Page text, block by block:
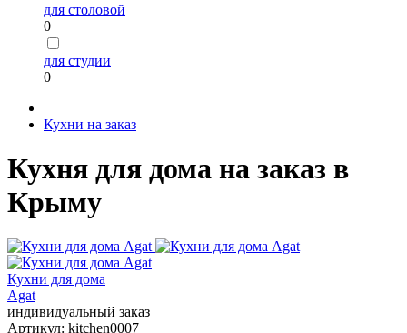
для столовой
0
для студии
0
Кухни на заказ
Кухня для дома на заказ в
Крыму
Кухни для дома
Agat
индивидуальный заказ
Артикул: kitchen0007